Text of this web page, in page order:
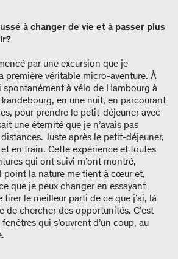
à changer de vie et à passer plus
par une excursion que je
première véritable micro-aventure. À
spontanément à vélo de Hambourg à
en une nuit, en parcourant
pour prendre le petit-déjeuner avec
une éternité que je n’avais pas
Juste après le petit-déjeuner,
en train. Cette expérience et toutes
qui ont suivi m’ont montré,
point la nature me tient à cœur et,
que je peux changer en essayant
le meilleur parti de ce que j’ai, là
de chercher des opportunités. C’est
qui s’ouvrent d’un coup, au